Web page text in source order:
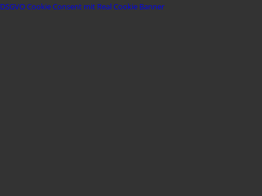
DSGVO Cookie Consent mit Real Cookie Banner